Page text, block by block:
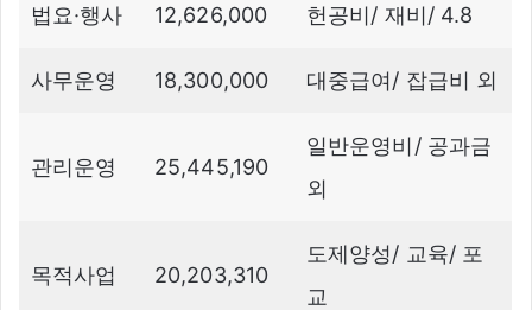
법요·행사 12,626,000 헌공비/ 재비/ 4.8
사무운영 18,300,000 대중급여/ 잡급비 외
관리운영 25,445,190
일반운영비/ 공과금
외
목적사업 20,203,310
도제양성/ 교육/ 포
교